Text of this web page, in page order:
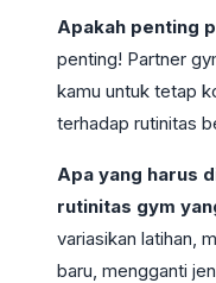
Apakah penting
penting! Partner
kamu untuk tetap
terhadap rutinitas
Apa yang harus
rutinitas gym
variasikan latihan,
baru, mengganti